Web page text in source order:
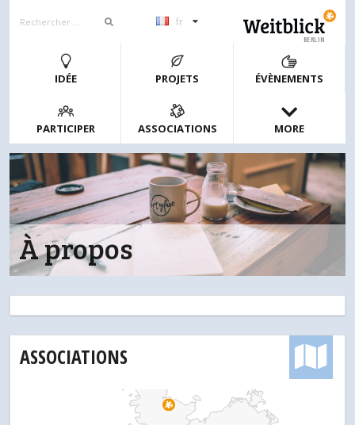
fr
BERLIN
IDÉE PROJETS ÉVÈNEMENTS
PARTICIPER ASSOCIATIONS MORE
À propos
ASSOCIATIONS